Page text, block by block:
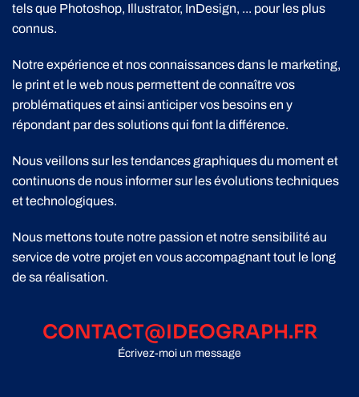
tels que Photoshop, Illustrator, InDesign, ... pour les plus
connus.
Notre expérience et nos connaissances dans le marketing,
le print et le web nous permettent de connaître vos
problématiques et ainsi anticiper vos besoins en y
répondant par des solutions qui font la différence.
Nous veillons sur les tendances graphiques du moment et
continuons de nous informer sur les évolutions techniques
et technologiques.
Nous mettons toute notre passion et notre sensibilité au
service de votre projet en vous accompagnant tout le long
de sa réalisation.
CONTACT@IDEOGRAPH.FR
Écrivez-moi un message